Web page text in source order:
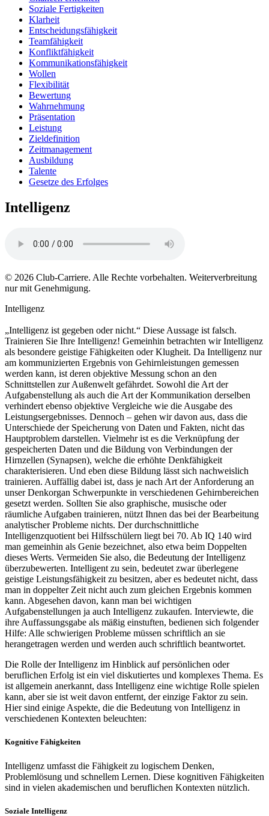
Soziale Fertigkeiten
Klarheit
Entscheidungsfähigkeit
Teamfähigkeit
Konfliktfähigkeit
Kommunikationsfähigkeit
Wollen
Flexibilität
Bewertung
Wahrnehmung
Präsentation
Leistung
Zieldefinition
Zeitmanagement
Ausbildung
Talente
Gesetze des Erfolges
Intelligenz
© 2026 Club-Carriere. Alle Rechte vorbehalten. Weiterverbreitung
nur mit Genehmigung.
Intelligenz
„Intelligenz ist gegeben oder nicht.“ Diese Aussage ist falsch.
Trainieren Sie Ihre Intelligenz! Gemeinhin betrachten wir Intelligenz
als besondere geistige Fähigkeiten oder Klugheit. Da Intelligenz nur
am kommunizierten Ergebnis von Gehirnleistungen gemessen
werden kann, ist deren objektive Messung schon an den
Schnittstellen zur Außenwelt gefährdet. Sowohl die Art der
Aufgabenstellung als auch die Art der Kommunikation derselben
verhindert ebenso objektive Vergleiche wie die Ausgabe des
Leistungsergebnisses. Dennoch – gehen wir davon aus, dass die
Unterschiede der Speicherung von Daten und Fakten, nicht das
Hauptproblem darstellen. Vielmehr ist es die Verknüpfung der
gespeicherten Daten und die Bildung von Verbindungen der
Hirnzellen (Synapsen), welche die erhöhte Denkfähigkeit
charakterisieren. Und eben diese Bildung lässt sich nachweislich
trainieren. Auffällig dabei ist, dass je nach Art der Anforderung an
unser Denkorgan Schwerpunkte in verschiedenen Gehirnbereichen
gesetzt werden. Sollten Sie also graphische, musische oder
räumliche Aufgaben trainieren, nützt Ihnen das bei der Bearbeitung
analytischer Probleme nichts. Der durchschnittliche
Intelligenzquotient bei Hilfsschülern liegt bei 70. Ab IQ 140 wird
man gemeinhin als Genie bezeichnet, also etwa beim Doppelten
dieses Werts. Vermeiden Sie also, die Bedeutung der Intelligenz
überzubewerten. Intelligent zu sein, bedeutet zwar überlegene
geistige Leistungsfähigkeit zu besitzen, aber es bedeutet nicht, dass
man in doppelter Zeit nicht auch zum gleichen Ergebnis kommen
kann. Abgesehen davon, kann man bei wichtigen
Aufgabenstellungen ja auch Intelligenz zukaufen. Interviewte, die
ihre Auffassungsgabe als mäßig einstuften, bedienen sich folgender
Hilfe: Alle schwierigen Probleme müssen schriftlich an sie
herangetragen werden und werden auch schriftlich beantwortet.
Die Rolle der Intelligenz im Hinblick auf persönlichen oder
beruflichen Erfolg ist ein viel diskutiertes und komplexes Thema. Es
ist allgemein anerkannt, dass Intelligenz eine wichtige Rolle spielen
kann, aber sie ist weit davon entfernt, der einzige Faktor zu sein.
Hier sind einige Aspekte, die die Bedeutung von Intelligenz in
verschiedenen Kontexten beleuchten:
Kognitive Fähigkeiten
Intelligenz umfasst die Fähigkeit zu logischem Denken,
Problemlösung und schnellem Lernen. Diese kognitiven Fähigkeiten
sind in vielen akademischen und beruflichen Kontexten nützlich.
Soziale Intelligenz